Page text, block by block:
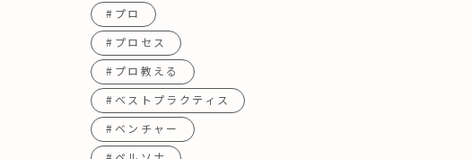
#プロ
#プロセス
#プロ教える
#ベストプラクティス
#ベンチャー